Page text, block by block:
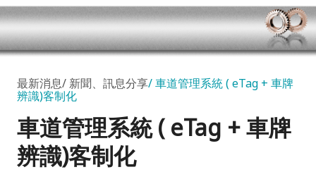
最新消息 新聞、訊息分享 車道管理系統 ( eTag + 車牌
辨識)客制化
車道管理系統 ( eTag + 車牌
辨識)客制化